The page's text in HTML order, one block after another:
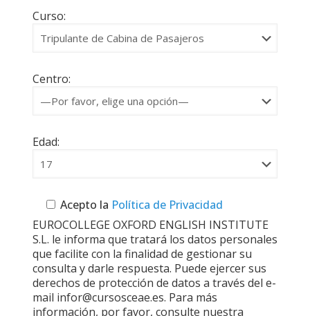
Curso:
Centro:
Edad:
Acepto la Política de Privacidad
EUROCOLLEGE OXFORD ENGLISH INSTITUTE
S.L. le informa que tratará los datos personales
que facilite con la finalidad de gestionar su
consulta y darle respuesta. Puede ejercer sus
derechos de protección de datos a través del e-
mail infor@cursosceae.es. Para más
información, por favor, consulte nuestra